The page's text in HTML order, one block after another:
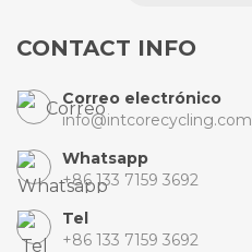
CONTACT INFO
Correo electrónico
info@intcorecycling.com
Whatsapp
+86 133 7159 3692
Tel
+86 133 7159 3692